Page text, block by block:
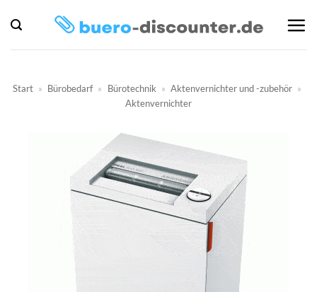
Inhalt
springen
Start » Bürobedarf » Bürotechnik » Aktenvernichter und -zubehör »
Aktenvernichter